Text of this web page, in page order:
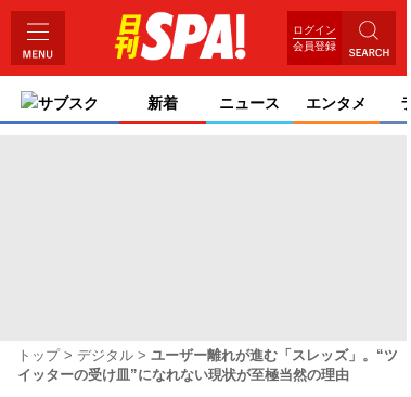
ログイン
会員登録
サブスク 新着 ニュース エンタメ
トップ デジタル
ユーザー離れが進む「スレッズ」。“ツ
イッターの受け皿”になれない現状が至極当然の理由